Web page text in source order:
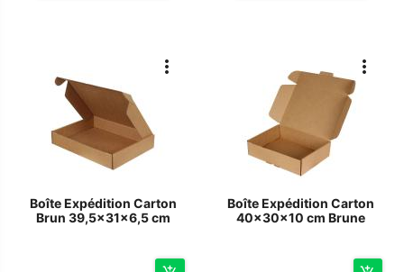
Boîte Expédition Carton
Brun 39,5x31x6,5 cm
Boîte Expédition Carton
40x30x10 cm Brune